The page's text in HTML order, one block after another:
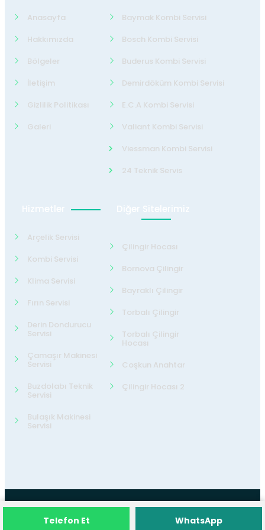
Anasayfa
Hakkımızda
Bölgeler
İletişim
Gizlilik Politikası
Galeri
Baymak Kombi Servisi
Bosch Kombi Servisi
Buderus Kombi Servisi
Demirdöküm Kombi Servisi
E.C.A Kombi Servisi
Valiant Kombi Servisi
Viessman Kombi Servisi
24 Teknik Servis
Hizmetler
Arçelik Servisi
Kombi Servisi
Klima Servisi
Fırın Servisi
Derin Dondurucu
Servisi
Çamaşır Makinesi
Servisi
Buzdolabı Teknik
Servisi
Bulaşık Makinesi
Servisi
Diğer Sitelerimiz
Çilingir Hocası
Bornova Çilingir
Bayraklı Çilingir
Torbalı Çilingir
Torbalı Çilingir
Hocası
Coşkun Anahtar
Çilingir Hocası 2
©202624 Teknik ServisTüm Hakları
Telefon Et WhatsApp